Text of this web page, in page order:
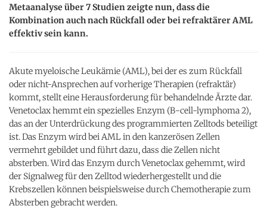
Metaanalyse über 7 Studien zeigte nun, dass die
Kombination auch nach Rückfall oder bei refraktärer AML
effektiv sein kann.
Akute myeloische Leukämie (AML), bei der es zum Rückfall
oder nicht-Ansprechen auf vorherige Therapien (refraktär)
kommt, stellt eine Herausforderung für behandelnde Ärzte dar.
Venetoclax hemmt ein spezielles Enzym (B-cell-lymphoma 2),
das an der Unterdrückung des programmierten Zelltods beteiligt
ist. Das Enzym wird bei AML in den kanzerösen Zellen
vermehrt gebildet und führt dazu, dass die Zellen nicht
absterben. Wird das Enzym durch Venetoclax gehemmt, wird
der Signalweg für den Zelltod wiederhergestellt und die
Krebszellen können beispielsweise durch Chemotherapie zum
Absterben gebracht werden.